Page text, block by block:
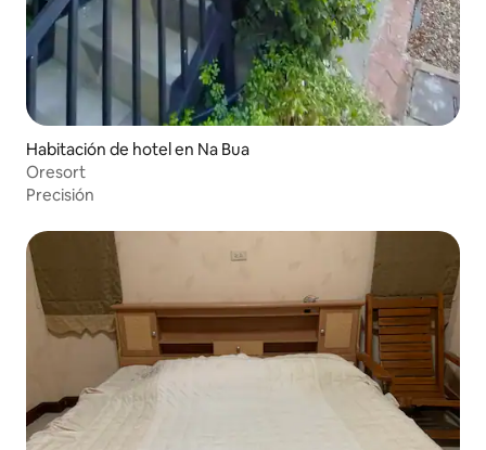
Habitación de hotel en Na Bua
Oresort
Precisión